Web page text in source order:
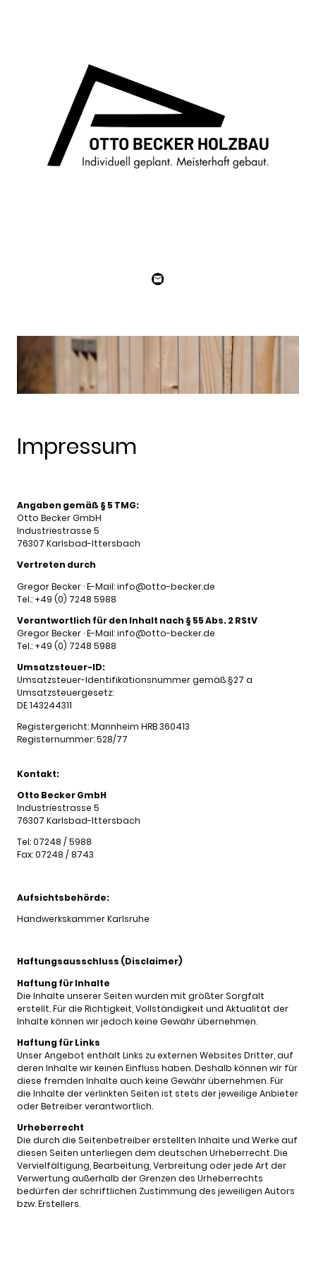
Impressum
Angaben gemäß § 5 TMG:
Otto Becker GmbH
Industriestrasse 5
76307 Karlsbad-Ittersbach
Vertreten durch
Gregor Becker · E-Mail: info@otto-becker.de
Tel.: +49 (0) 7248 5988
Verantwortlich für den Inhalt nach § 55 Abs. 2 RStV
Gregor Becker · E-Mail: info@otto-becker.de
Tel.: +49 (0) 7248 5988
Umsatzsteuer-ID:
Umsatzsteuer-Identifikationsnummer gemäß §27 a
Umsatzsteuergesetz:
DE 143244311
Registergericht: Mannheim HRB 360413
Registernummer: 528/77
Kontakt:
Otto Becker GmbH
Industriestrasse 5
76307 Karlsbad-Ittersbach
Tel: 07248 / 5988
Fax: 07248 / 8743
Aufsichtsbehörde:
Handwerkskammer Karlsruhe
Haftungsausschluss (Disclaimer)
Haftung für Inhalte
Die Inhalte unserer Seiten wurden mit größter Sorgfalt
erstellt. Für die Richtigkeit, Vollständigkeit und Aktualität der
Inhalte können wir jedoch keine Gewähr übernehmen.
Haftung für Links
Unser Angebot enthält Links zu externen Websites Dritter, auf
deren Inhalte wir keinen Einfluss haben. Deshalb können wir für
diese fremden Inhalte auch keine Gewähr übernehmen. Für
die Inhalte der verlinkten Seiten ist stets der jeweilige Anbieter
oder Betreiber verantwortlich.
Urheberrecht
Die durch die Seitenbetreiber erstellten Inhalte und Werke auf
diesen Seiten unterliegen dem deutschen Urheberrecht. Die
Vervielfältigung, Bearbeitung, Verbreitung oder jede Art der
Verwertung außerhalb der Grenzen des Urheberrechts
bedürfen der schriftlichen Zustimmung des jeweiligen Autors
bzw. Erstellers.